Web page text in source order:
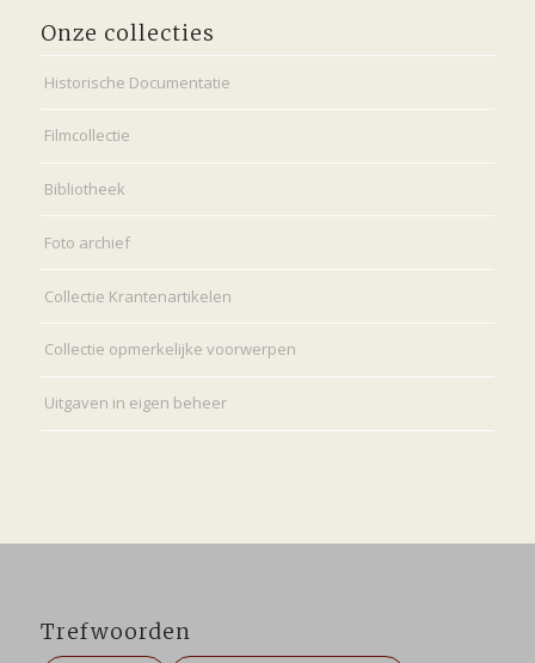
Onze collecties
Historische Documentatie
Filmcollectie
Bibliotheek
Foto archief
Collectie Krantenartikelen
Collectie opmerkelijke voorwerpen
Uitgaven in eigen beheer
Trefwoorden